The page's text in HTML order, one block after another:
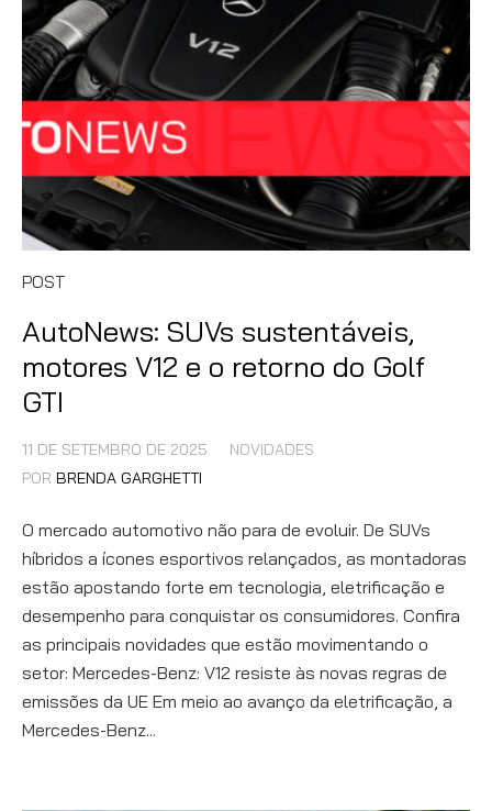
POST
AutoNews: SUVs sustentáveis,
motores V12 e o retorno do Golf
GTI
11 DE SETEMBRO DE 2025
NOVIDADES
POR BRENDA GARGHETTI
O mercado automotivo não para de evoluir. De SUVs
híbridos a ícones esportivos relançados, as montadoras
estão apostando forte em tecnologia, eletrificação e
desempenho para conquistar os consumidores. Confira
as principais novidades que estão movimentando o
setor: Mercedes-Benz: V12 resiste às novas regras de
emissões da UE Em meio ao avanço da eletrificação, a
Mercedes-Benz...